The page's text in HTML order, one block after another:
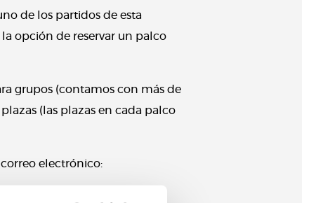
de los partidos de esta
opción de reservar un palco
grupos (contamos con más de
(las plazas en cada palco
electrónico: